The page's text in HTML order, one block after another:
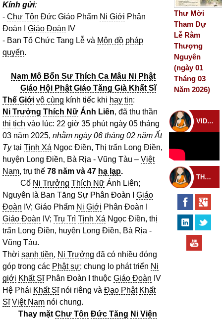
Kính gửi:
- Chư Tôn Đức Giáo Phẩm Ni Giới Phân
Đoàn I Giáo Đoàn IV
- Ban Tổ Chức Tang Lễ và Môn đồ pháp
quyến.
Nam Mô Bổn Sư Thích Ca Mâu Ni Phật
Giáo Hội Phật Giáo Tăng Già Khất Sĩ
Thế Giới vô cùng kính tiếc khi hay tin:
Ni Trưởng Thích Nữ Ánh Liên, đã thu thần
thị tịch vào lúc: 22 giờ 35 phút ngày 05 tháng
03 năm 2025, nhằm ngày 06 tháng 02 năm Ất
Tỵtại Tịnh Xá Ngọc Điền, Thị trấn Long Điền,
huyện Long Điền, Bà Rịa - Vũng Tàu – Việt
Nam, trụ thế 78 năm và 47 hạ lạp.
Cố Ni Trưởng Thích Nữ Ánh Liên;
Nguyên là Ban Tăng Sự Phân Đoàn I Giáo
Đoàn IV; Giáo Phẩm Ni Giới Phân Đoàn I
Giáo Đoàn IV; Trụ Trì Tịnh Xá Ngọc Điền, thị
trấn Long Điền, huyện Long Điền, Bà Rịa -
Vũng Tàu.
Thời sanh tiền, Ni Trưởng đã có nhiều đóng
góp trong các Phật sự; chung lo phát triển Ni
giới Khất SĩPhân Đoàn I thuộc Giáo Đoàn IV
Hệ Phái Khất Sĩnói riêng và Đạo Phật Khất
Sĩ Việt Nam nói chung.
Thay mặt Chư Tôn Đức Tăng Ni Viện
Thư Mời
Tham Dự
Lễ Rằm
Thượng
Nguyên
(ngày 01
Tháng 03
Năm 2026)
VIDEO CHÙA
THEO DÕI THIỀN TỰ